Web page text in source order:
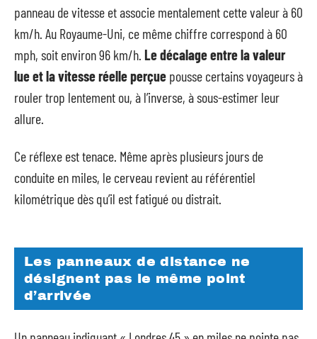
panneau de vitesse et associe mentalement cette valeur à 60
km/h. Au Royaume-Uni, ce même chiffre correspond à 60
mph, soit environ 96 km/h. Le décalage entre la valeur
lue et la vitesse réelle perçue pousse certains voyageurs à
rouler trop lentement ou, à l’inverse, à sous-estimer leur
allure.
Ce réflexe est tenace. Même après plusieurs jours de
conduite en miles, le cerveau revient au référentiel
kilométrique dès qu’il est fatigué ou distrait.
Les panneaux de distance ne
désignent pas le même point
d’arrivée